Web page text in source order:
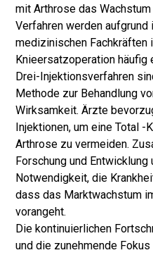
mit Arthrose das
Verfahren werden
medizinischen Fachkräften
Knieersatzoperation häufig
Drei-Injektionsverfahren
Methode zur Behandlung
Wirksamkeit. Ärzte
Injektionen, um eine Total
Arthrose zu vermeiden.
Forschung und
Notwendigkeit, die
dass das Marktwachstum
vorangeht.
Die kontinuierlichen
und die zunehmende